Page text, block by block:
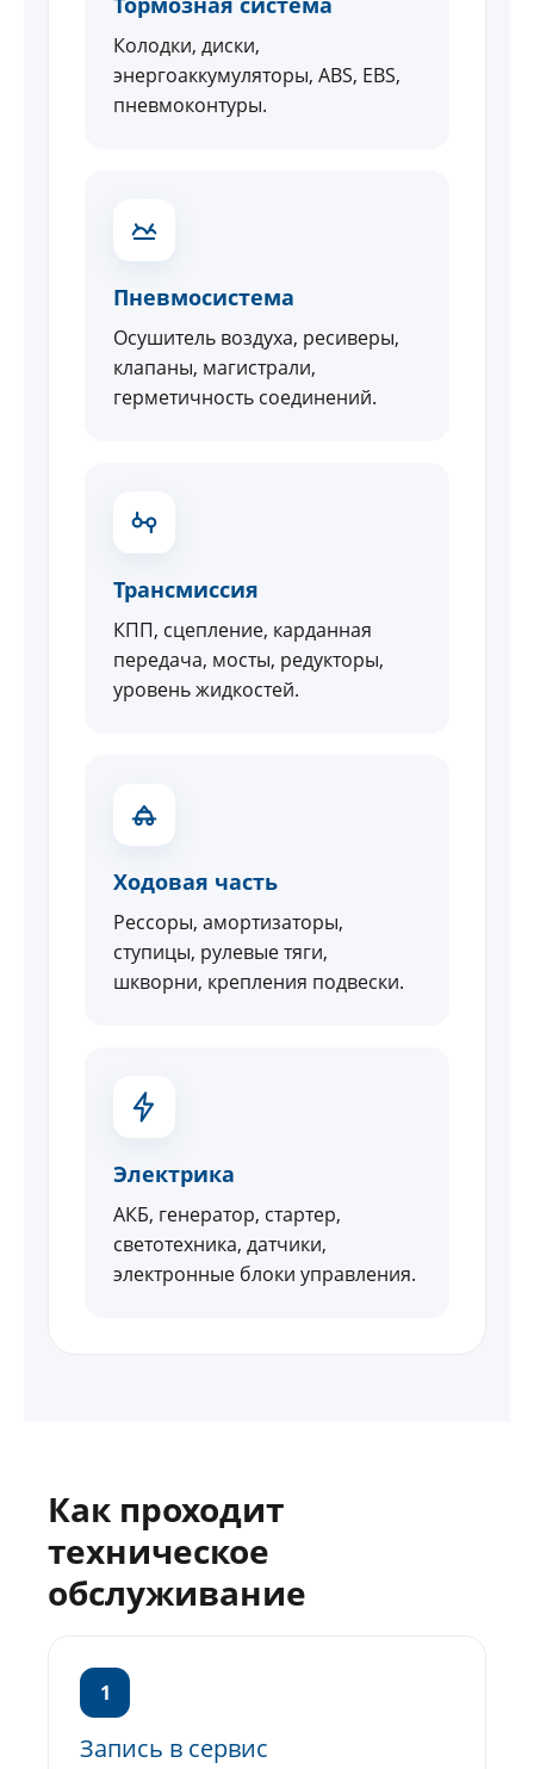
Колодки, диски,
энергоаккумуляторы, ABS, EBS,
пневмоконтуры.
Пневмосистема
Осушитель воздуха, ресиверы,
клапаны, магистрали,
герметичность соединений.
Трансмиссия
КПП, сцепление, карданная
передача, мосты, редукторы,
уровень жидкостей.
Ходовая часть
Рессоры, амортизаторы,
ступицы, рулевые тяги,
шкворни, крепления подвески.
Электрика
АКБ, генератор, стартер,
светотехника, датчики,
электронные блоки управления.
Как проходит
техническое
обслуживание
1
Запись в сервис